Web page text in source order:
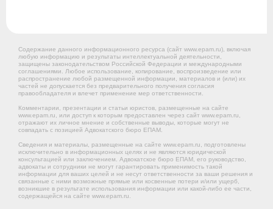
Содержание данного информационного ресурса (сайт www.epam.ru), включая
любую информацию и результаты интеллектуальной деятельности,
защищены законодательством Российской Федерации и международными
соглашениями. Любое использование, копирование, воспроизведение или
распространение любой размещенной информации, материалов и (или) их
частей не допускается без предварительного получения согласия
правообладателя и влечет применение мер ответственности.
Комментарии, презентации и статьи юристов, размещенные на сайте
www.epam.ru, или доступ к которым предоставлен через сайт www.epam.ru,
отражают их личное мнение и собственные выводы, которые могут не
совпадать с позицией Адвокатского бюро ЕПАМ.
Сведения и материалы, размещенные на сайте www.epam.ru, подготовлены
исключительно в информационных целях и не являются юридической
консультацией или заключением. Адвокатское бюро ЕПАМ, его руководство,
адвокаты и сотрудники не могут гарантировать применимость такой
информации для ваших целей и не несут ответственности за ваши решения и
связанные с ними возможные прямые или косвенные потери и/или ущерб,
возникшие в результате использования информации или какой-либо ее части,
содержащейся на сайте www.epam.ru.